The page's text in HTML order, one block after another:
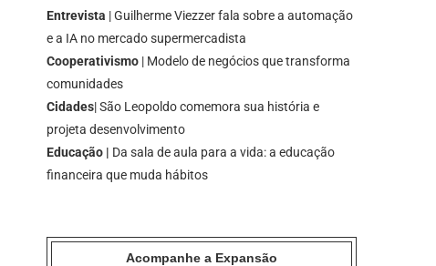
Entrevista | Guilherme Viezzer fala sobre a automação
e a IA no mercado supermercadista
Cooperativismo | Modelo de negócios que transforma
comunidades
Cidades| São Leopoldo comemora sua história e
projeta desenvolvimento
Educação | Da sala de aula para a vida: a educação
financeira que muda hábitos
Acompanhe a Expansão